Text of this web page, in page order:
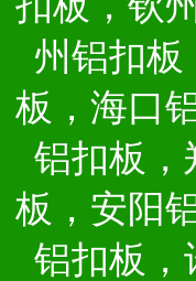
州铝扣板
板，海口
铝扣板，
板，安阳
铝扣板，